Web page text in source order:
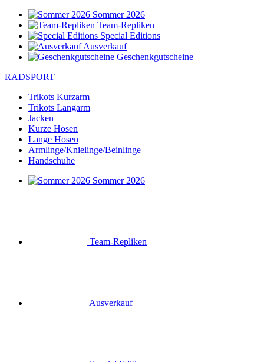
Sommer 2026
Team-Repliken
Special Editions
Ausverkauf
Geschenkgutscheine
RADSPORT
Trikots Kurzarm
Trikots Langarm
Jacken
Kurze Hosen
Lange Hosen
Armlinge/Knielinge/Beinlinge
Handschuhe
Sommer 2026
Team-Repliken
Ausverkauf